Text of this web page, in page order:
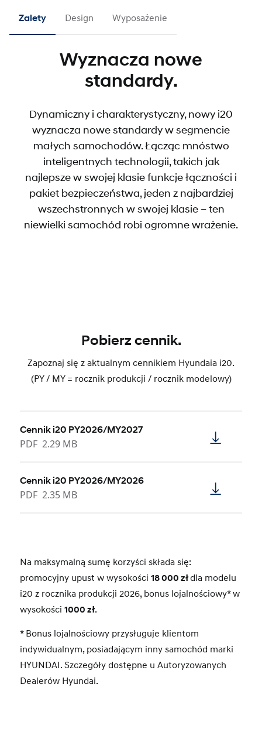
Zalety Design Wyposażenie
Wyznacza nowe
standardy.
Dynamiczny i charakterystyczny, nowy i20
wyznacza nowe standardy w segmencie
małych samochodów. Łącząc mnóstwo
inteligentnych technologii, takich jak
najlepsze w swojej klasie funkcje łączności i
pakiet bezpieczeństwa, jeden z najbardziej
wszechstronnych w swojej klasie – ten
niewielki samochód robi ogromne wrażenie.
Pobierz cennik.
Zapoznaj się z aktualnym cennikiem Hyundaia i20.
(PY / MY = rocznik produkcji / rocznik modelowy)
Cennik i20 PY2026/MY2027
PDF 2.29 MB
Cennik i20 PY2026/MY2026
PDF 2.35 MB
Na maksymalną sumę korzyści składa się:
promocyjny upust w wysokości18 000 złdla modelu
i20 z rocznika produkcji 2026, bonus lojalnościowy* w
wysokości1000 zł.
* Bonus lojalnościowy przysługuje klientom
indywidualnym, posiadającym inny samochód marki
HYUNDAI. Szczegóły dostępne u Autoryzowanych
Dealerów Hyundai.